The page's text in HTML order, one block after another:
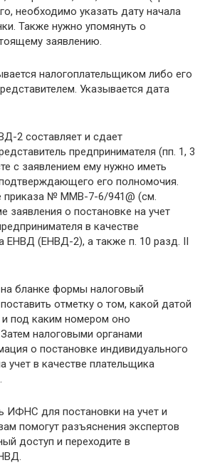
необходимо указать дату начала
Также нужно упомянуть о
заявлению.
налогоплательщиком либо его
Указывается дата
2 составляет и сдает
предпринимателя (пп. 1, 3
с заявлением ему нужно иметь
его полномочия.
приказа № ММВ-7-6/941@ (см.
заявления о постановке на учет
в качестве
ЕНВД (ЕНВД-2), а также п. 10 разд. II
бланке формы налоговый
отметку о том, какой датой
и под каким номером оно
налоговыми органами
о постановке индивидуального
учет в качестве плательщика
ИФНС для постановки на учет и
помогут разъяснения экспертов
доступ и переходите в